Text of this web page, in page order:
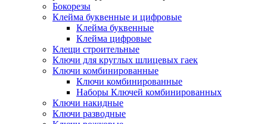
Бокорезы
Клейма буквенные и цифровые
Клейма буквенные
Клейма цифровые
Клещи строительные
Ключи для круглых шлицевых гаек
Ключи комбинированные
Ключи комбинированные
Наборы Ключей комбинированных
Ключи накидные
Ключи разводные